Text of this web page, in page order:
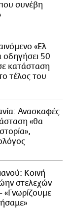
συνέβη
«Ελ
οδηγήσει 50
κατάσταση
τέλος του
Ανασκαφές
«θα
Κοινή
στελεχών
«Γνωρίζουμε